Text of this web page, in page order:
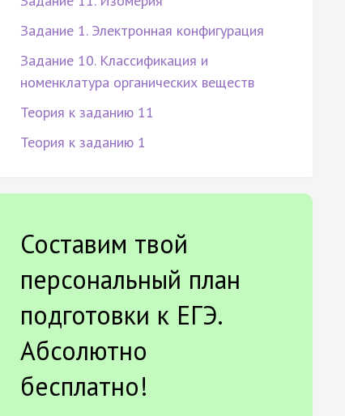
Задание 1. Электронная конфигурация
Задание 10. Классификация и
номенклатура органических веществ
Теория к заданию 11
Теория к заданию 1
Составим твой
персональный план
подготовки к ЕГЭ.
Абсолютно
бесплатно!